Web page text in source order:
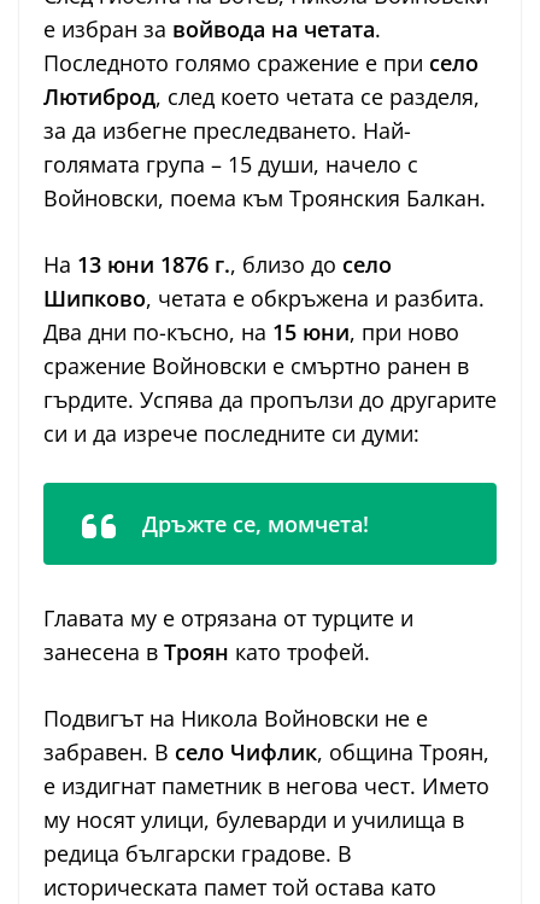
е избран за войвода на четата.
Последното голямо сражение е при село
Лютиброд, след което четата се разделя,
за да избегне преследването. Най-
голямата група – 15 души, начело с
Войновски, поема към Троянския Балкан.
На 13 юни 1876 г., близо до село
Шипково, четата е обкръжена и разбита.
Два дни по-късно, на 15 юни, при ново
сражение Войновски е смъртно ранен в
гърдите. Успява да пропълзи до другарите
си и да изрече последните си думи:
Дръжте се, момчета!
Главата му е отрязана от турците и
занесена в Троян като трофей.
Подвигът на Никола Войновски не е
забравен. В село Чифлик, община Троян,
е издигнат паметник в негова чест. Името
му носят улици, булеварди и училища в
редица български градове. В
историческата памет той остава като